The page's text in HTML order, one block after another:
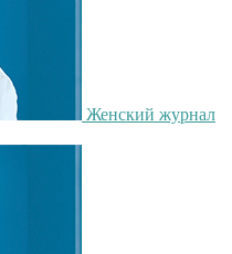
Женский журнал